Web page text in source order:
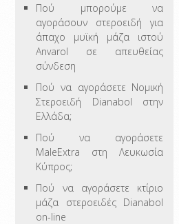
Πού μπορούμε να
αγοράσουν στεροειδή για
άπαχο μυϊκή μάζα ιστού
Anvarol σε απευθείας
σύνδεση
Πού να αγοράσετε Νομική
Στεροειδή Dianabol στην
Ελλάδα;
Πού να αγοράσετε
MaleExtra στη Λευκωσία
Κύπρος;
Πού να αγοράσετε κτίριο
μάζα στεροειδές Dianabol
on-line